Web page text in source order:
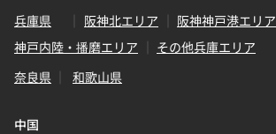
兵庫県
阪神北エリア
阪神神戸港エリア
神戸内陸・播磨エリア
その他兵庫エリア
奈良県
和歌山県
中国